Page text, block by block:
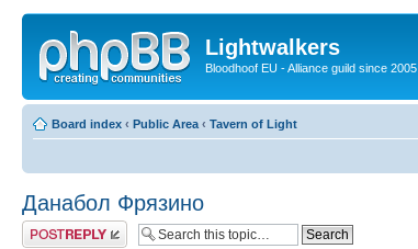
Lightwalkers
Bloodhoof EU - Alliance guild since 2005
Board index ‹ Public Area ‹ Tavern of Light
Данабол Фрязино
Post a reply